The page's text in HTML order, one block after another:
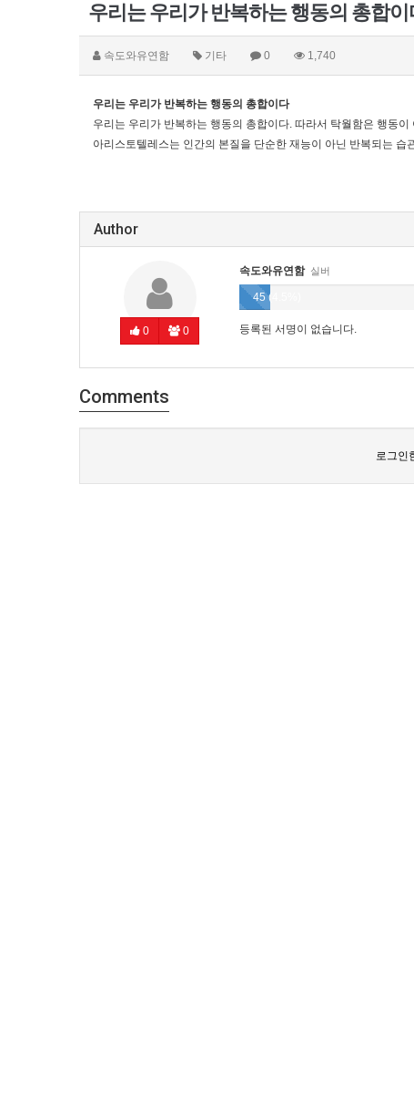
우리는 우리가 반복하는 행동의 총합이
속도와유연함 기타 0 1,740
우리는 우리가 반복하는 행동의 총합이다
우리는 우리가 반복하는 행동의 총합이다. 따라서 탁월함은 행동
아리스토텔레스는 인간의 본질을 단순한 재능이 아닌 반복되는
Author
0 0
속도와유연함 실버
45 (4.5%)
등록된 서명이 없습니다.
Comments
로그인